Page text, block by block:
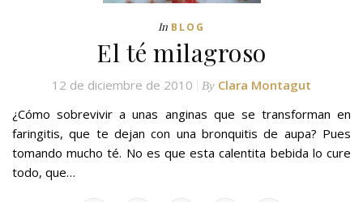
In BLOG
El té milagroso
12 de diciembre de 2010 By Clara Montagut
¿Cómo sobrevivir a unas anginas que se transforman en
faringitis, que te dejan con una bronquitis de aupa? Pues
tomando mucho té. No es que esta calentita bebida lo cure
todo, que…